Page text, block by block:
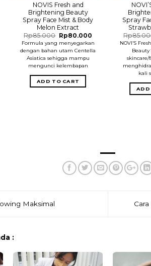
NOVIS Fresh and
Brightening Beauty
Spray Face Mist & Body
Melon Extract
Rp85.000 Original
price
was:
Rp85.000.
Rp80.000
price
is:
Rp80.000.
Formula yang menyegarkan
dengan bahan utam Centella
Asiatica sehigga mampu
mengunci kelembapan
ADD TO CART
Spray
Rp
NOVI'S
Beauty
kali
ADD
Maksimal
: